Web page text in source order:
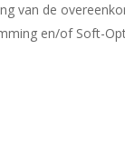
van de
en/of Soft-